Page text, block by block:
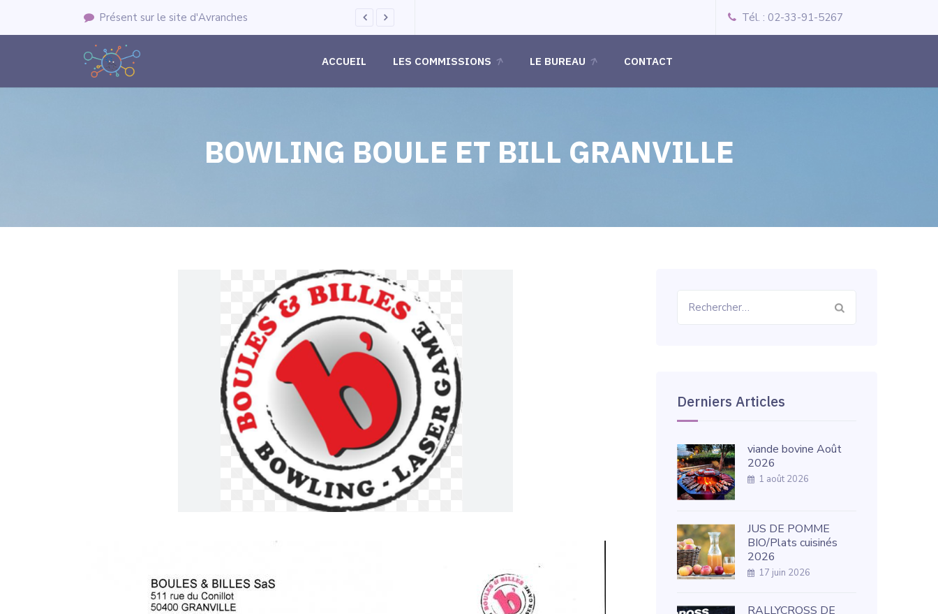
Présent sur le site d'Avranches Présent sur le site de Granville Tél. : 02-33-91-5267
ACCUEIL LES COMMISSIONS LE BUREAU CONTACT
BOWLING BOULE ET BILL GRANVILLE
Derniers Articles
viande bovine Août
2026
1 août 2026
JUS DE POMME
BIO/Plats cuisinés
2026
17 juin 2026
RALLYCROSS DE